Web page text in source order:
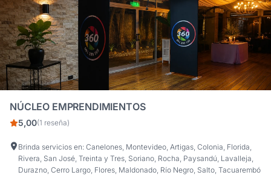
NÚCLEO EMPRENDIMIENTOS
5,00(1 reseña)
Brinda servicios en: Canelones, Montevideo, Artigas, Colonia, Florida,
Rivera, San José, Treinta y Tres, Soriano, Rocha, Paysandú, Lavalleja,
Durazno, Cerro Largo, Flores, Maldonado, Río Negro, Salto, Tacuarembó